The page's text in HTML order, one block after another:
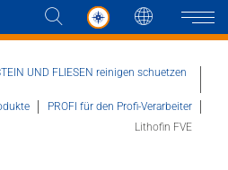
Sprache
UND FLIESEN reinigen schuetzen
PROFI für den Profi-Verarbeiter
Lithofin FVE